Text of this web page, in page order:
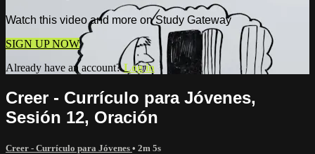
Watch this video and more on Study Gateway
SIGN UP NOW
Already have an account?Log in
Creer - Currículo para Jóvenes,
Sesión 12, Oración
Creer - Currículo para Jóvenes • 2m 5s